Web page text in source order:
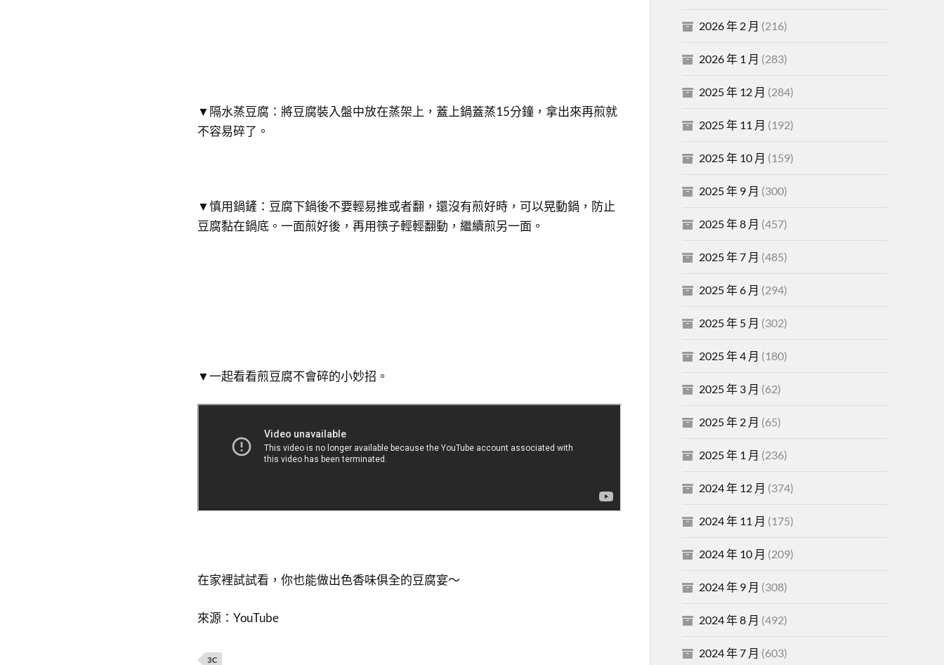
▼​隔水蒸豆腐：將豆腐裝入盤中放在蒸架上，蓋上鍋蓋蒸15分鐘，拿出來再煎就
不容易碎了。
▼​慎用鍋鏟：豆腐下鍋後不要輕易推或者翻，還沒有煎好時，可以晃動鍋，防止
豆腐黏在鍋底。一面煎好後，再用筷子輕輕翻動，繼續煎另一面。
▼​一起看看煎豆腐不會碎的小妙招。
在家裡試試看，你也能做出色香味俱全的豆腐宴～
來源：YouTube
3C
2026 年 2 月 (216)
2026 年 1 月 (283)
2025 年 12 月 (284)
2025 年 11 月 (192)
2025 年 10 月 (159)
2025 年 9 月 (300)
2025 年 8 月 (457)
2025 年 7 月 (485)
2025 年 6 月 (294)
2025 年 5 月 (302)
2025 年 4 月 (180)
2025 年 3 月 (62)
2025 年 2 月 (65)
2025 年 1 月 (236)
2024 年 12 月 (374)
2024 年 11 月 (175)
2024 年 10 月 (209)
2024 年 9 月 (308)
2024 年 8 月 (492)
2024 年 7 月 (603)